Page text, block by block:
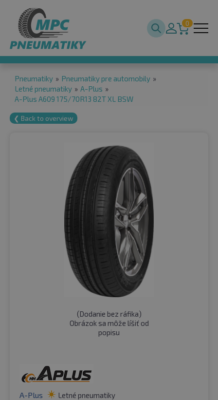
0
Pneumatiky » Pneumatiky pre automobily »
Letné pneumatiky » A-Plus »
A-Plus A609 175/70R13 82T XL BSW
❮ Back to overview
(Dodanie bez ráfika)
Obrázok sa môže líšiť od
popisu
A-Plus Letné pneumatiky